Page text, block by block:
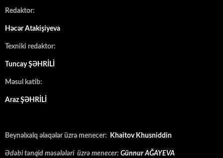
Redaktor:
Həcər Atakişiyeva
Texniki redaktor:
Tuncay ŞƏHRİLİ
Məsul katib:
Araz ŞƏHRİLİ
Beynəlxalq əlaqələr üzrə menecer: Khaitov Khusniddin
Ədəbi tənqid məsələləri üzrə menecer: Günnur AĞAYEVA